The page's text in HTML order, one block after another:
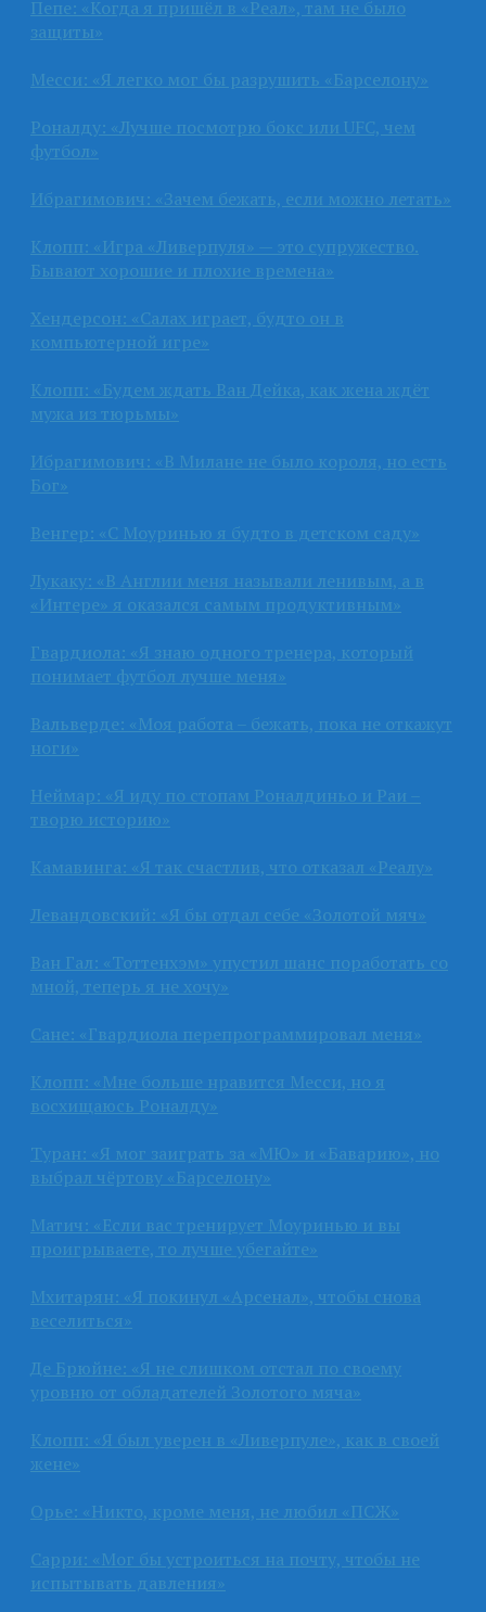
Пепе: «Когда я пришёл в «Реал», там не было
защиты»
Месси: «Я легко мог бы разрушить «Барселону»
Роналду: «Лучше посмотрю бокс или UFC, чем
футбол»
Ибрагимович: «Зачем бежать, если можно летать»
Клопп: «Игра «Ливерпуля» — это супружество.
Бывают хорошие и плохие времена»
Хендерсон: «Салах играет, будто он в
компьютерной игре»
Клопп: «Будем ждать Ван Дейка, как жена ждёт
мужа из тюрьмы»
Ибрагимович: «В Милане не было короля, но есть
Бог»
Венгер: «С Моуринью я будто в детском саду»
Лукаку: «В Англии меня называли ленивым, а в
«Интере» я оказался самым продуктивным»
Гвардиола: «Я знаю одного тренера, который
понимает футбол лучше меня»
Вальверде: «Моя работа – бежать, пока не откажут
ноги»
Неймар: «Я иду по стопам Роналдиньо и Раи –
творю историю»
Камавинга: «Я так счастлив, что отказал «Реалу»
Левандовский: «Я бы отдал себе «Золотой мяч»
Ван Гал: «Тоттенхэм» упустил шанс поработать со
мной, теперь я не хочу»
Сане: «Гвардиола перепрограммировал меня»
Клопп: «Мне больше нравится Месси, но я
восхищаюсь Роналду»
Туран: «Я мог заиграть за «МЮ» и «Баварию», но
выбрал чёртову «Барселону»
Матич: «Если вас тренирует Моуринью и вы
проигрываете, то лучше убегайте»
Мхитарян: «Я покинул «Арсенал», чтобы снова
веселиться»
Де Брюйне: «Я не слишком отстал по своему
уровню от обладателей Золотого мяча»
Клопп: «Я был уверен в «Ливерпуле», как в своей
жене»
Орье: «Никто, кроме меня, не любил «ПСЖ»
Сарри: «Мог бы устроиться на почту, чтобы не
испытывать давления»